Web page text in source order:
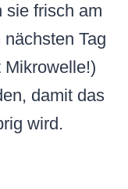
sie frisch am
Tag
damit das
wird.